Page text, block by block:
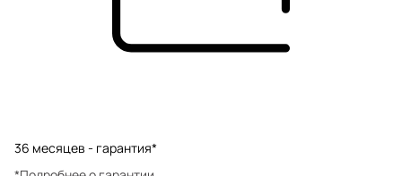
36 месяцев - гарантия*